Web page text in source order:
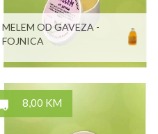
MELEM OD GAVEZA -
FOJNICA
8,00 KM